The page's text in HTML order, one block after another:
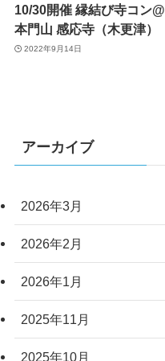
10/30開催 縁結び寺コン@
本門山 感応寺（木更津）
2022年9月14日
アーカイブ
2026年3月
2026年2月
2026年1月
2025年11月
2025年10月